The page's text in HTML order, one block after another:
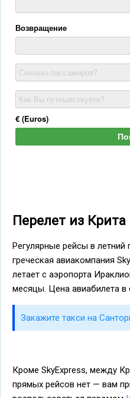
Перелет из
Регулярные рейсы в летний
греческая авиакомпания
летает с аэропорта
месяцы. Цена авиабилета в
Закажите такси на
Кроме SkyExpress, между
прямых рейсов нет — вам